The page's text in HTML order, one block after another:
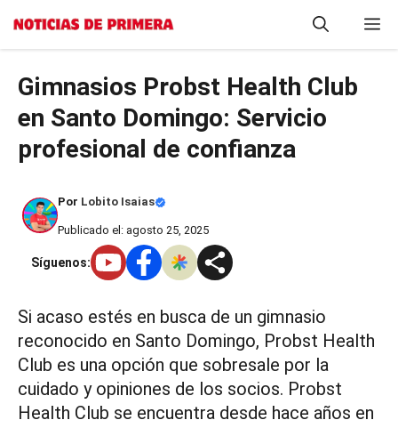
Saltar
Gimnasios Probst Health Club
en Santo Domingo: Servicio
profesional de confianza
Por Lobito Isaias
Publicado el: agosto 25, 2025
Síguenos:
Si acaso estés en busca de un gimnasio
reconocido en Santo Domingo, Probst Health
Club es una opción que sobresale por la
cuidado y opiniones de los socios. Probst
Health Club se encuentra desde hace años en